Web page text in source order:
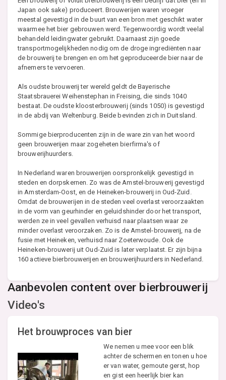
Japan ook sake) produceert. Brouwerijen waren vroeger
meestal gevestigd in de buurt van een bron met geschikt water
waarmee het bier gebrouwen werd. Tegenwoordig wordt veelal
behandeld leidingwater gebruikt. Daarnaast zijn goede
transportmogelijkheden nodig om de droge ingrediënten naar
de brouwerij te brengen en om het geproduceerde bier naar de
afnemers te vervoeren.
Als oudste brouwerij ter wereld geldt de Bayerische
Staatsbrauerei Weihenstephan in Freising, die sinds 1040
bestaat. De oudste kloosterbrouwerij (sinds 1050) is gevestigd
in de abdij van Weltenburg. Beide bevinden zich in Duitsland.
Sommige bierproducenten zijn in de ware zin van het woord
geen brouwerijen maar zogeheten bierfirma's of
brouwerijhuurders.
In Nederland waren brouwerijen oorspronkelijk gevestigd in
steden en dorpskernen. Zo was de Amstel-brouwerij gevestigd
in Amsterdam-Oost, en de Heineken-brouwerij in Oud-Zuid.
Omdat de brouwerijen in de steden veel overlast veroorzaakten
in de vorm van geurhinder en geluidshinder door het transport,
werden ze in veel gevallen verhuisd naar plaatsen waar ze
minder overlast veroorzaken. Zo is de Amstel-brouwerij, na de
fusie met Heineken, verhuisd naar Zoeterwoude. Ook de
Heineken-brouwerij uit Oud-Zuid is later verplaatst. Er zijn bijna
160 actieve bierbrouwerijen en brouwerijhuurders in Nederland.
Aanbevolen content over bierbrouwerij
Video's
Het brouwproces van bier
We nemen u mee voor een blik
achter de schermen en tonen u hoe
er van water, gemoute gerst, hop
en gist een heerlijk bier kan